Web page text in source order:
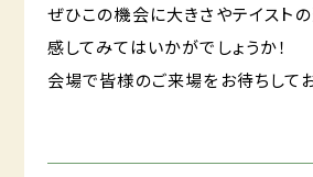
ぜひこの機会に大きさやテイスト
感してみてはいかがでしょうか！
会場で皆様のご来場をお待ちしてお